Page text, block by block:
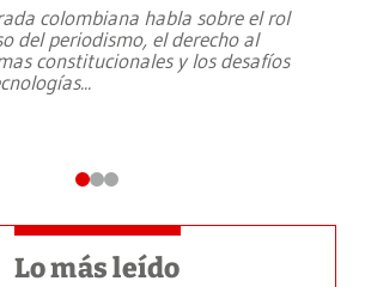
colombiana habla sobre el rol
del periodismo, el derecho al
constitucionales y los desafíos
...
Lo más leído